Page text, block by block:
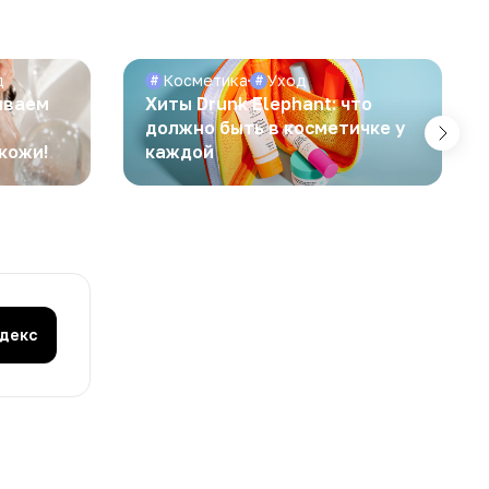
# Косметика # Уход
Хиты Drunk Elephant: что
должно быть в косметичке у
каждой